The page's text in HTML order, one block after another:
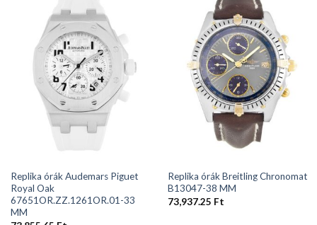
Replika órák Audemars Piguet
Royal Oak
67651OR.ZZ.1261OR.01-33
MM
Replika órák Breitling Chronomat
B13047-38 MM
73,937.25 Ft